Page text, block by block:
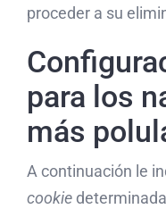
proceder a su
para los
más
A continuación le
cookie